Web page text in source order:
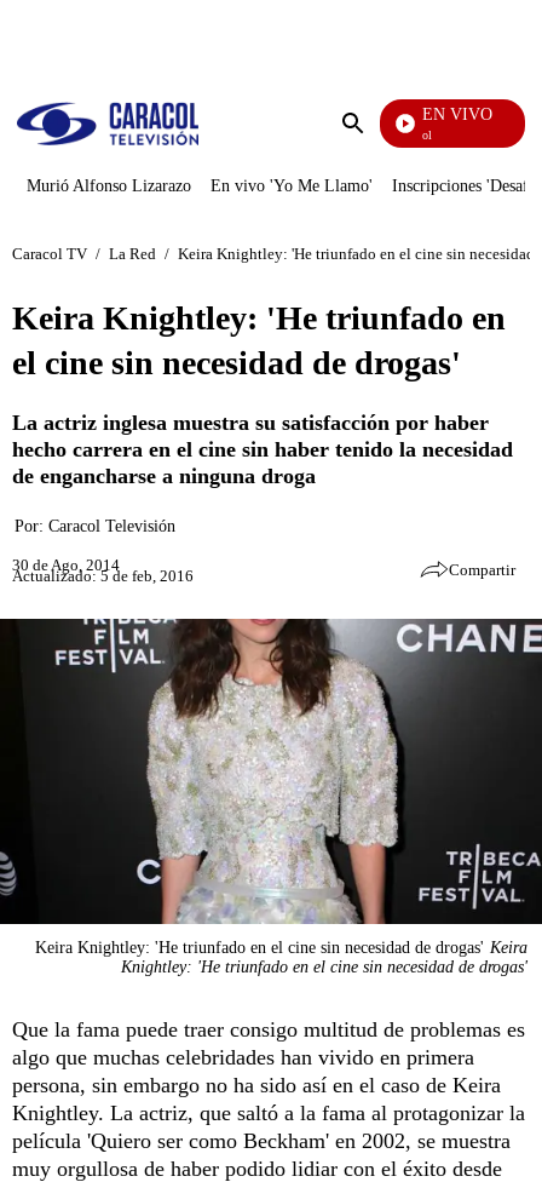
Enviar
EN VIVO
Noticias Caracol
Murió Alfonso Lizarazo En vivo 'Yo Me Llamo' Inscripciones
Caracol TV / La Red / Keira Knightley: 'He triunfado en el cine sin necesidad
Keira Knightley: 'He triunfado en
el cine sin necesidad de drogas'
La actriz inglesa muestra su satisfacción por haber
hecho carrera en el cine sin haber tenido la necesidad
de engancharse a ninguna droga
Por: Caracol Televisión
30 de Ago, 2014
Actualizado: 5 de feb, 2016 Compartir
Keira Knightley: 'He triunfado en el cine sin necesidad de drogas' Keira
Knightley: 'He triunfado en el cine sin necesidad de drogas'
Que la fama puede traer consigo multitud de problemas es
algo que muchas celebridades han vivido en primera
persona, sin embargo no ha sido así en el caso de Keira
Knightley. La actriz, que saltó a la fama al protagonizar la
película 'Quiero ser como Beckham' en 2002, se muestra
muy orgullosa de haber podido lidiar con el éxito desde